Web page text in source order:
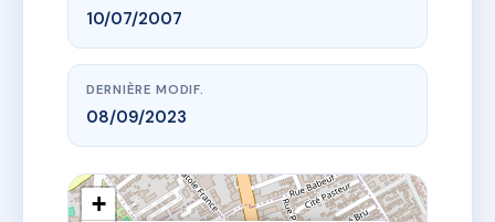
10/07/2007
DERNIÈRE MODIF.
08/09/2023
+